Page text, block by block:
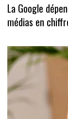
La Google
médias en